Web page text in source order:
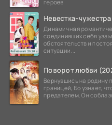
героев
Невестка-
Динамичная
соединивших себя
обстоятельств и
ситуации...
Поворот любви
Вернувшись на родину
границей, Бо узнает,
предателем. Он